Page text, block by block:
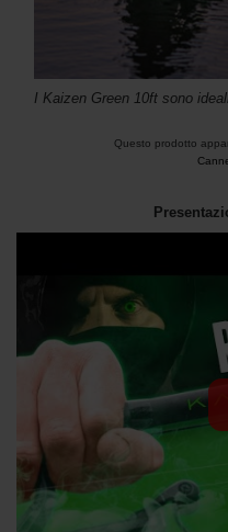
I Kaizen Green 10ft sono
Questo prodotto